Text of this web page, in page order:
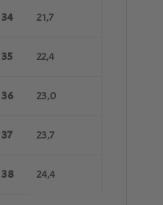
34 21,7
35 22,4
36 23,0
37 23,7
38 24,4